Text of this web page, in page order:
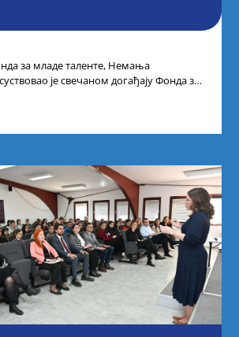
за младе таленте, Немања
је свечаном догађају Фонда за